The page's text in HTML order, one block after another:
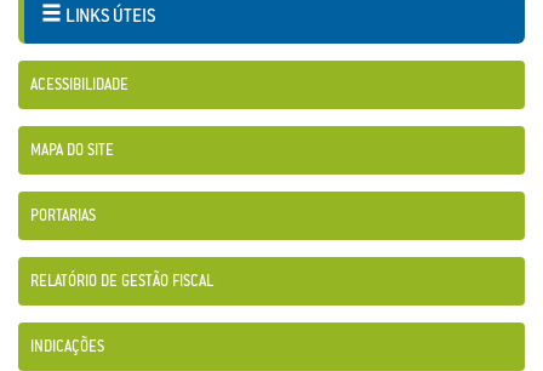
LINKS ÚTEIS
ACESSIBILIDADE
MAPA DO SITE
PORTARIAS
RELATÓRIO DE GESTÃO FISCAL
INDICAÇÕES